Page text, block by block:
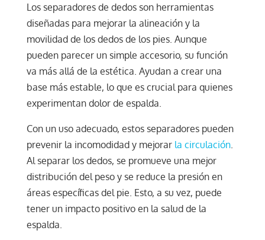
Los separadores de dedos son herramientas
diseñadas para mejorar la alineación y la
movilidad de los dedos de los pies. Aunque
pueden parecer un simple accesorio, su función
va más allá de la estética. Ayudan a crear una
base más estable, lo que es crucial para quienes
experimentan dolor de espalda.
Con un uso adecuado, estos separadores pueden
prevenir la incomodidad y mejorar la circulación.
Al separar los dedos, se promueve una mejor
distribución del peso y se reduce la presión en
áreas específicas del pie. Esto, a su vez, puede
tener un impacto positivo en la salud de la
espalda.